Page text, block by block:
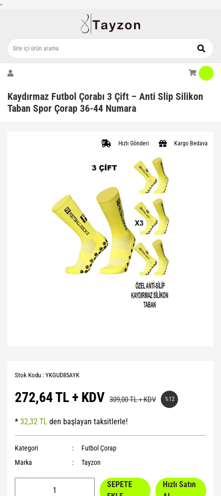
<
Kaydırmaz Futbol Çorabı 3 Çift – Anti Slip Silikon
Taban Spor Çorap 36-44 Numara
Hızlı Gönderi Kargo Bedava
Stok Kodu : YKGUD85AYK
272,64 TL + KDV 309,00 TL + KDV %12
* 32,32 TL den başlayan taksitlerle!
Kategori
Futbol Çorap
Marka
Tayzon
SEPETE
Hızlı Satın